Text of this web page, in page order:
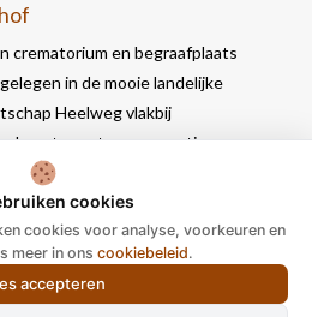
crematorium en begraafplaats
in de mooie landelijke
Heelweg vlakbij
bevat naast een crematie- en
waar u in alle rust nog
cookies
cookies voor analyse, voorkeuren en
meer in ons cookiebeleid.
accepteren